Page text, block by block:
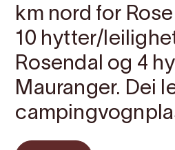
km nord for
10 hytter/
Rosendal og 4
Mauranger. Dei